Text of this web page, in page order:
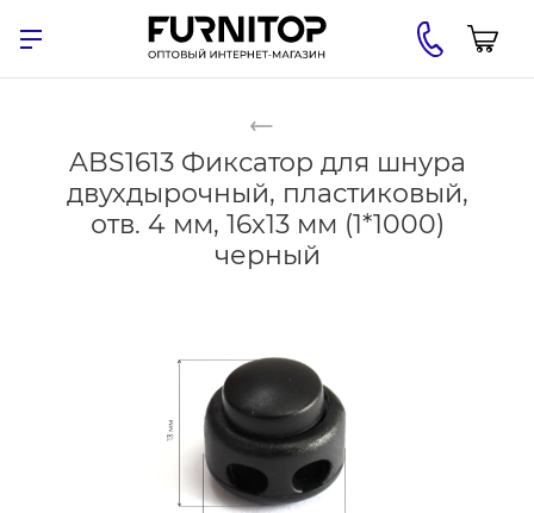
ABS1613 Фиксатор для шнура
двухдырочный, пластиковый,
отв. 4 мм, 16x13 мм (1*1000)
черный